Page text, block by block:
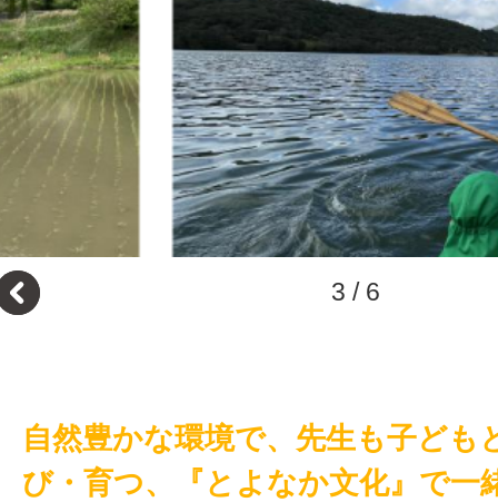
3 / 6
自然豊かな環境で、先生も子ども
び・育つ、『とよなか文化』で一